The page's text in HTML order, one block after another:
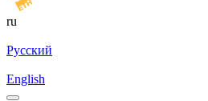
ru
Русский
English